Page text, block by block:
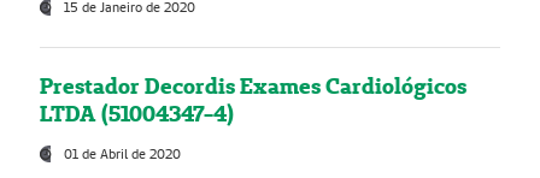
15 de Janeiro de 2020
Prestador Decordis Exames Cardiológicos
LTDA (51004347-4)
01 de Abril de 2020